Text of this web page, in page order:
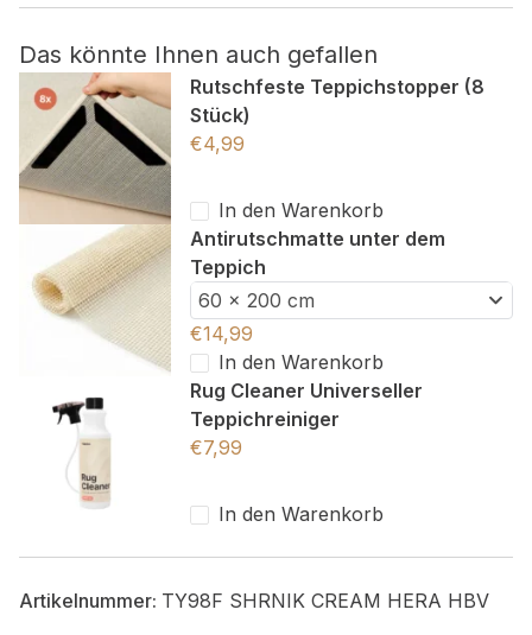
Das könnte Ihnen auch gefallen
Rutschfeste Teppichstopper (8
Stück)
€4,99
In den Warenkorb
Antirutschmatte unter dem
Teppich
60 x 200 cm
€14,99
In den Warenkorb
Rug Cleaner Universeller
Teppichreiniger
€7,99
In den Warenkorb
Artikelnummer: TY98F SHRNIK CREAM HERA HBV
wurden.
Alle ablehnen
Meine Einstellungen speichern